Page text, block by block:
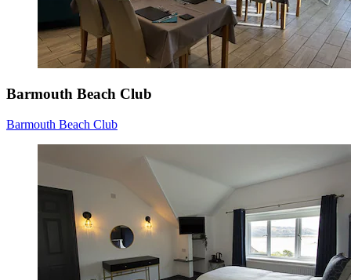
Barmouth Beach Club
Barmouth Beach Club